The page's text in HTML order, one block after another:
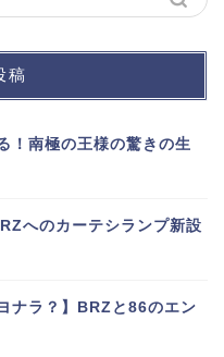
稿
！南極の王様の驚きの生
へのカーテシランプ新設
ナラ？】BRZと86のエン